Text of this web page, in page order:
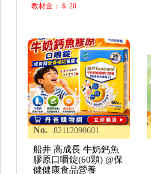
教材金：＄ 20
No. 82112090601
船井 高成長 牛奶鈣魚
膠原口嚼錠(60顆) @保
健健康食品營養